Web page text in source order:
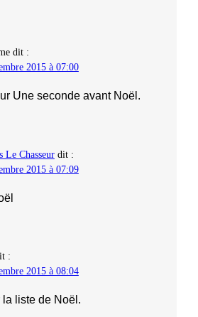
dit :
2015 à 07:00
Une seconde avant Noël.
Le Chasseur dit :
2015 à 07:09
:
2015 à 08:04
la liste de Noël.